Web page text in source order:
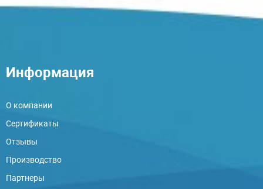
Информация
О компании
Сертификаты
Отзывы
Производство
Партнеры